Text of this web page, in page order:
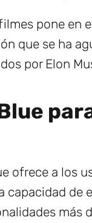
pone en
que se ha
por Elon
ofrece a los
capacidad de
más